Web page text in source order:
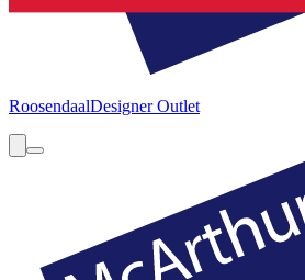
RoosendaalDesigner Outlet